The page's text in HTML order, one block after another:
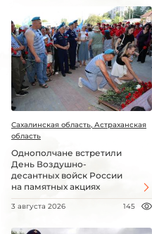
Сахалинская область, Астраханская
область
Однополчане встретили
День Воздушно-
десантных войск России
на памятных акциях
3 августа 2026 145